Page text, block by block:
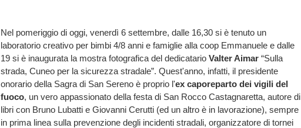
Nel pomeriggio di oggi, venerdì 6 settembre, dalle 16,30 si è tenuto un
laboratorio creativo per bimbi 4/8 anni e famiglie alla coop Emmanuele e dalle
19 si è inaugurata la mostra fotografica del dedicatario Valter Aimar “Sulla
strada, Cuneo per la sicurezza stradale”. Quest'anno, infatti, il presidente
onorario della Sagra di San Sereno è proprio l'ex caporeparto dei vigili del
fuoco, un vero appassionato della festa di San Rocco Castagnaretta, autore di
libri con Bruno Lubatti e Giovanni Cerutti (ed un altro è in lavorazione), sempre
in prima linea sulla prevenzione degli incidenti stradali, organizzatore di tornei